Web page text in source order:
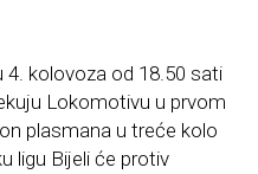
4. kolovoza od 18.50 sati
Lokomotivu u prvom
plasmana u treće kolo
ligu Bijeli će protiv